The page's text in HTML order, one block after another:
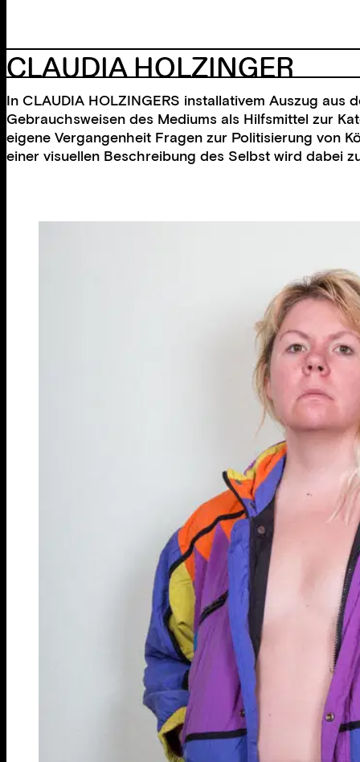
CLAUDIA HOLZINGER
In CLAUDIA HOLZINGERS installativem Auszug
Gebrauchsweisen des Mediums als Hilfsmittel zur
eigene Vergangenheit Fragen zur Politisierung von
einer visuellen Beschreibung des Selbst wird dabei